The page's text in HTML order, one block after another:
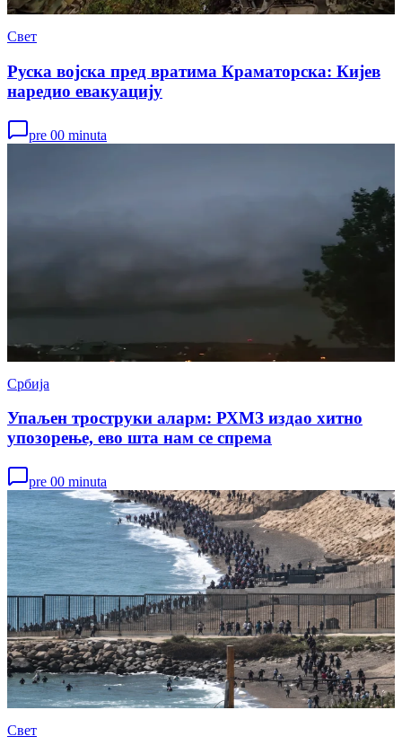
Свет
Руска војска пред вратима Краматорска: Кијев
наредио евакуацију
pre 00 minuta
Србија
Упаљен троструки аларм: РХМЗ издао хитно
упозорење, ево шта нам се спрема
pre 00 minuta
Свет